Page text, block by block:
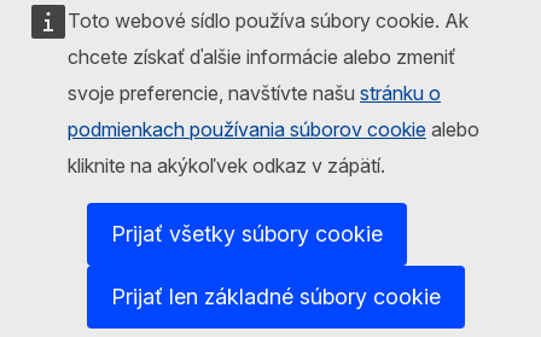
Toto webové sídlo používa súbory cookie. Ak
chcete získať ďalšie informácie alebo zmeniť
svoje preferencie, navštívte našu stránku o
podmienkach používania súborov cookie alebo
kliknite na akýkoľvek odkaz v zápätí.
Prijať všetky súbory cookie
Prijať len základné súbory cookie